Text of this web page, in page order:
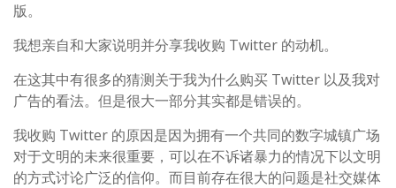
版。
我想亲自和大家说明并分享我收购 Twitter 的动机。
在这其中有很多的猜测关于我为什么购买 Twitter 以及我对
广告的看法。但是很大一部分其实都是错误的。
我收购 Twitter 的原因是因为拥有一个共同的数字城镇广场
对于文明的未来很重要，可以在不诉诸暴力的情况下以文明
的方式讨论广泛的信仰。而目前存在很大的问题是社交媒体